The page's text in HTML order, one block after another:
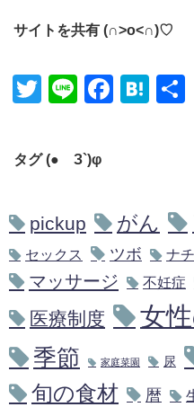
サイトを共有 (∩˃o˂∩)♡
Twitter Line FacebookHatena
タグ (●´З`)φ
pickup がん
セックス ツボ ナ
マッサージ 不妊症
医療制度 女
季節 家庭菜園 尿
旬の食材 暦